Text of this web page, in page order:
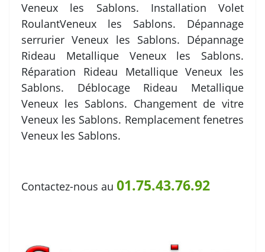
Veneux les Sablons. Installation Volet
RoulantVeneux les Sablons. Dépannage
serrurier Veneux les Sablons. Dépannage
Rideau Metallique Veneux les Sablons.
Réparation Rideau Metallique Veneux les
Sablons. Déblocage Rideau Metallique
Veneux les Sablons. Changement de vitre
Veneux les Sablons. Remplacement fenetres
Veneux les Sablons.
Contactez-nous au 01.75.43.76.92